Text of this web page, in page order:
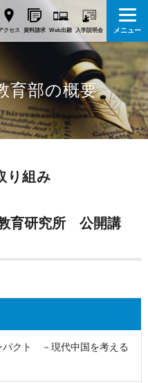
クセス 資料請求 Web出願 入学説明会 メニュー
育部の概要
り組み
育研究所 公開講
パクト －現代中国を考える